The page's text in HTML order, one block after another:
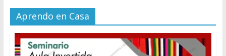
Aprendo en Casa